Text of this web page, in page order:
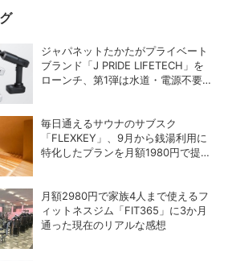
ジャパネットたかたがプライベート
ブランド「J PRIDE LIFETECH」を
ローンチ、第1弾は水道・電源不要
毎日通えるサウナのサブスク
「FLEXKEY」、9月から銭湯利用に
特化したプランを月額1980円で提供
月額2980円で家族4人まで使えるフ
ィットネスジム「FIT365」に3か月
通った現在のリアルな感想